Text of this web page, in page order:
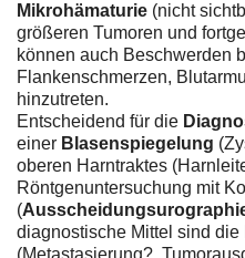
Mikrohämaturie (nicht
größeren Tumoren und
können auch Beschwerden
Flankenschmerzen,
hinzutreten.
Entscheidend für die
einer Blasenspiegelung
oberen Harntraktes
Röntgenuntersuchung mit
(
diagnostische Mittel sind
(Metastasierung?,